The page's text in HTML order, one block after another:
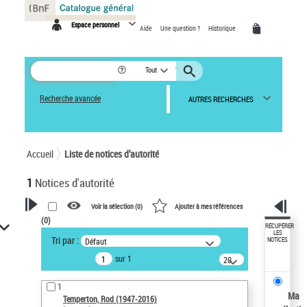
Espace personnel Aide Une question ? Historique
Tout
Recherche avancée AUTRES RECHERCHES
Accueil Liste de notices d’autorité
1 Notices d'autorité
VOTRE RECHERCHE
Recherche avancée dans les
notices d’autorité
Œuvres liées à l'auteur :
Temperton, Rod (1947-2016)
Voir la sélection (0) Ajouter à mes références
(0)
Tri par : Défaut
sur 1
20
résultats/page
1
Temperton, Rod (1947-2016)
RÉCUPÉRER
LES
NOTICES
Ma
Panneau de gestion des cookies